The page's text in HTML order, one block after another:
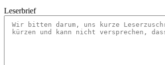
Leserbrief